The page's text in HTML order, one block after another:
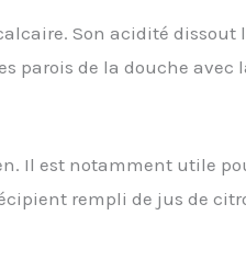
Son acidité dissout
parois de la douche
Il est notamment utile
rempli de jus de